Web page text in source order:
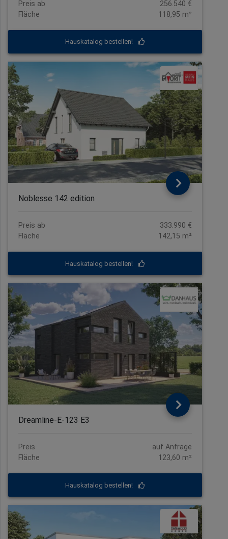
Preis ab
256.540 €
Fläche
118,95 m²
Hauskatalog bestellen!
Noblesse 142 edition
Preis ab
333.990 €
Fläche
142,15 m²
Hauskatalog bestellen!
Dreamline-E-123 E3
Preis
auf Anfrage
Fläche
123,60 m²
Hauskatalog bestellen!